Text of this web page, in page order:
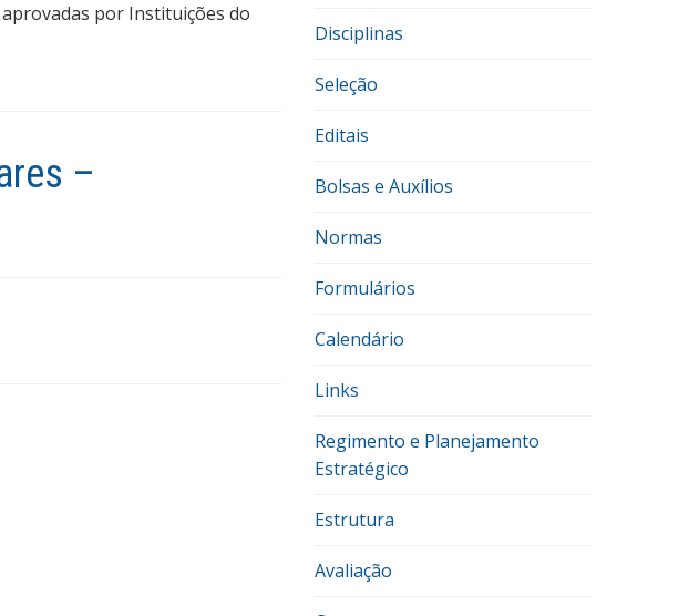
por Instituições do
–
Disciplinas
Seleção
Editais
Bolsas e Auxílios
Normas
Formulários
Calendário
Links
Regimento e Planejamento
Estratégico
Estrutura
Avaliação